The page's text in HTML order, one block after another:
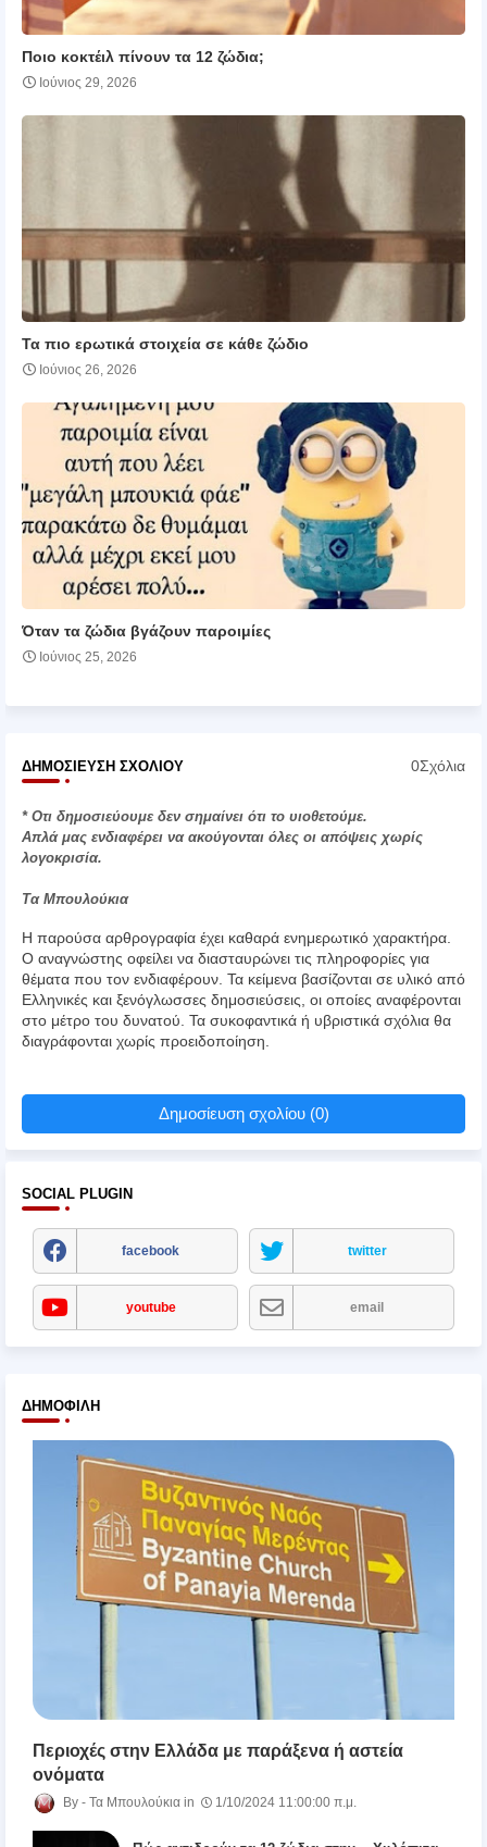
Ποιο κοκτέιλ πίνουν τα 12 ζώδια;
Ιούνιος 29, 2026
Τα πιο ερωτικά στοιχεία σε κάθε ζώδιο
Ιούνιος 26, 2026
Όταν τα ζώδια βγάζουν παροιμίες
Ιούνιος 25, 2026
ΔΗΜΟΣΊΕΥΣΗ ΣΧΟΛΊΟΥ 0Σχόλια
* Οτι δημοσιεύουμε δεν σημαίνει ότι το υιοθετούμε.
Απλά μας ενδιαφέρει να ακούγονται όλες οι απόψεις χωρίς
λογοκρισία.
Τα Μπουλούκια
Η παρούσα αρθρογραφία έχει καθαρά ενημερωτικό χαρακτήρα.
Ο αναγνώστης οφείλει να διασταυρώνει τις πληροφορίες για
θέματα που τον ενδιαφέρουν. Τα κείμενα βασίζονται σε υλικό από
Ελληνικές και ξενόγλωσσες δημοσιεύσεις, οι οποίες αναφέρονται
στο μέτρο του δυνατού. Τα συκοφαντικά ή υβριστικά σχόλια θα
διαγράφονται χωρίς προειδοποίηση.
Δημοσίευση σχολίου (0)
SOCIAL PLUGIN
facebook twitter
youtube email
ΔΗΜΟΦΙΛΉ
Περιοχές στην Ελλάδα με παράξενα ή αστεία
ονόματα
Τα Μπουλούκια 1/10/2024 11:00:00 π.μ.